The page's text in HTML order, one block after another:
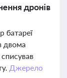
дронів
батареї
двома
Джерело